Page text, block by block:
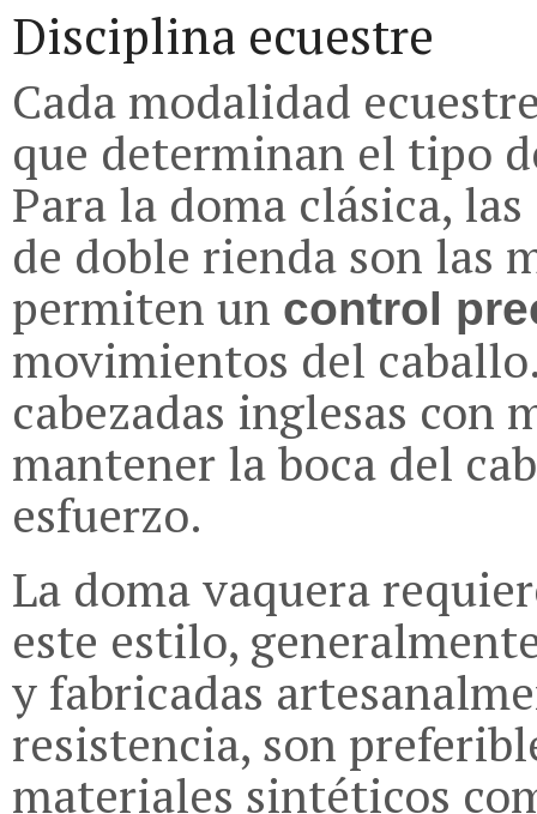
Disciplina ecuestre
Cada modalidad
que determinan el tipo
Para la doma clásica,
de doble rienda son las
permiten un control
movimientos del
cabezadas inglesas con
mantener la boca del
esfuerzo.
La doma vaquera
este estilo,
y fabricadas
resistencia, son
materiales sintéticos